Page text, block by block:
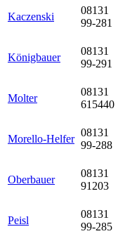
Kaczenski
08131
99-281
Königbauer
08131
99-291
Molter
08131
615440
Morello-Helfer
08131
99-288
Oberbauer
08131
91203
Peisl
08131
99-285